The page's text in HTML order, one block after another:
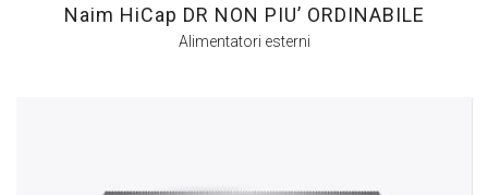
Naim HiCap DR NON PIU’ ORDINABILE
Alimentatori esterni